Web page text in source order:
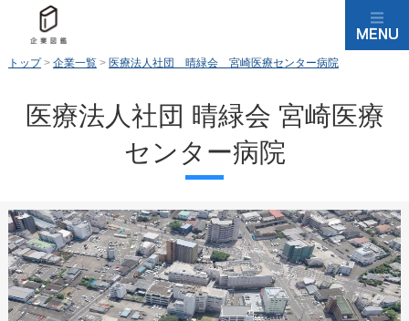
トップ > 企業一覧 > 医療法人社団 晴緑会 宮崎医療センター病院
医療法人社団 晴緑会 宮崎医療
センター病院